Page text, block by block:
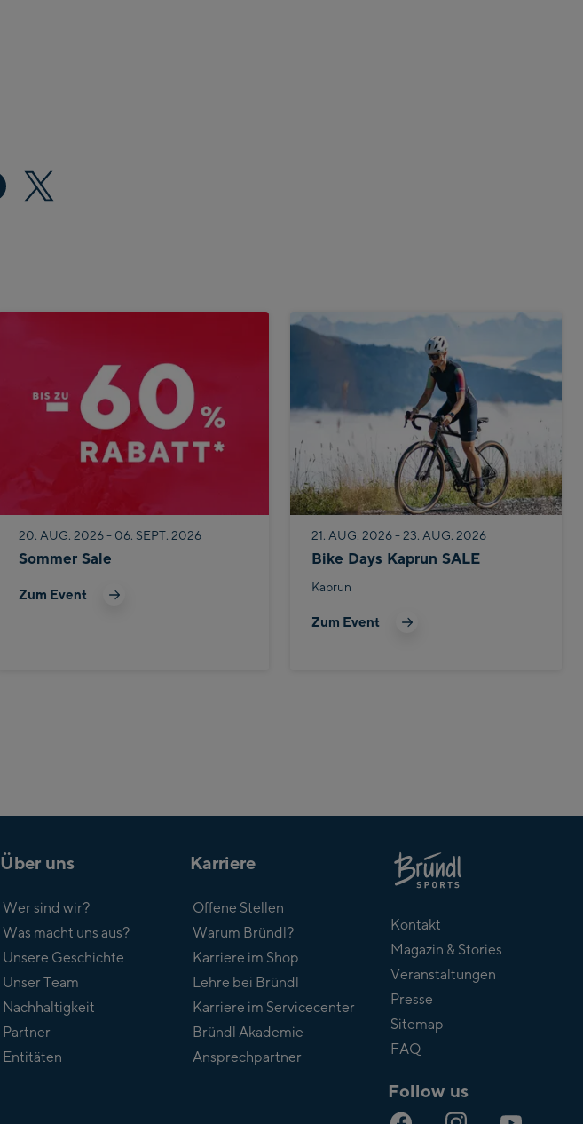
20. AUG. 2026 - 06. SEPT. 2026
Sommer Sale
Zum Event
21. AUG. 2026 - 23. AUG. 2026
Bike Days Kaprun SALE
Kaprun
Zum Event
Über uns
Wer sind wir?
Was macht uns aus?
Unsere Geschichte
Unser Team
Nachhaltigkeit
Partner
Entitäten
Karriere
Offene Stellen
Warum Bründl?
Karriere im Shop
Lehre bei Bründl
Karriere im Servicecenter
Bründl Akademie
Ansprechpartner
Bründl
Kontakt
Magazin & Stories
Veranstaltungen
Presse
Sitemap
FAQ
Follow us